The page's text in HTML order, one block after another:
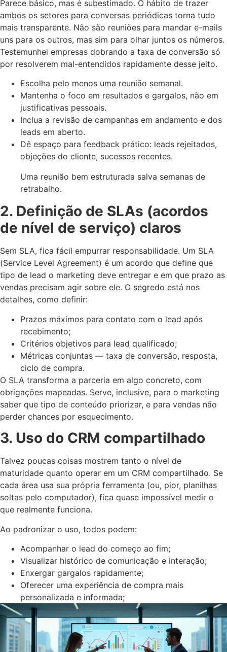
Parece básico, mas é subestimado. O hábito de trazer
ambos os setores para conversas periódicas torna tudo
mais transparente. Não são reuniões para mandar e-mails
uns para os outros, mas sim para olhar juntos os números.
Testemunhei empresas dobrando a taxa de conversão só
por resolverem mal-entendidos rapidamente desse jeito.
Escolha pelo menos uma reunião semanal.
Mantenha o foco em resultados e gargalos, não em
justificativas pessoais.
Inclua a revisão de campanhas em andamento e dos
leads em aberto.
Dê espaço para feedback prático: leads rejeitados,
objeções do cliente, sucessos recentes.
Uma reunião bem estruturada salva semanas de
retrabalho.
2. Definição de SLAs (acordos
de nível de serviço) claros
Sem SLA, fica fácil empurrar responsabilidade. Um SLA
(Service Level Agreement) é um acordo que define que
tipo de lead o marketing deve entregar e em que prazo as
vendas precisam agir sobre ele. O segredo está nos
detalhes, como definir:
Prazos máximos para contato com o lead após
recebimento;
Critérios objetivos para lead qualificado;
Métricas conjuntas — taxa de conversão, resposta,
ciclo de compra.
O SLA transforma a parceria em algo concreto, com
obrigações mapeadas. Serve, inclusive, para o marketing
saber que tipo de conteúdo priorizar, e para vendas não
perder chances por esquecimento.
3. Uso do CRM compartilhado
Talvez poucas coisas mostrem tanto o nível de
maturidade quanto operar em um CRM compartilhado. Se
cada área usa sua própria ferramenta (ou, pior, planilhas
soltas pelo computador), fica quase impossível medir o
que realmente funciona.
Ao padronizar o uso, todos podem:
Acompanhar o lead do começo ao fim;
Visualizar histórico de comunicação e interação;
Enxergar gargalos rapidamente;
Oferecer uma experiência de compra mais
personalizada e informada;